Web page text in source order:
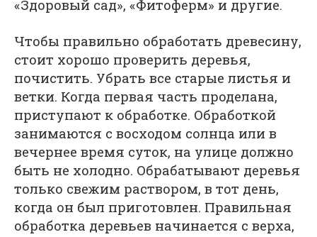
«Здоровый сад», «Фитоферм» и другие.
Чтобы правильно обработать древесину,
стоит хорошо проверить деревья,
почистить. Убрать все старые листья и
ветки. Когда первая часть проделана,
приступают к обработке. Обработкой
занимаются с восходом солнца или в
вечернее время суток, на улице должно
быть не холодно. Обрабатывают деревья
только свежим раствором, в тот день,
когда он был приготовлен. Правильная
обработка деревьев начинается с верха,